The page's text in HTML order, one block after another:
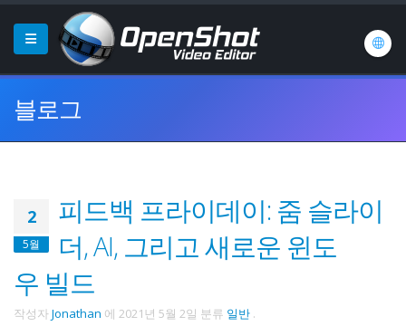
블로그
2
5월
피드백 프라이데이: 줌 슬라이
더, AI, 그리고 새로운 윈도
우 빌드
작성자Jonathan 에 2021년 5월 2일 분류 일반 .